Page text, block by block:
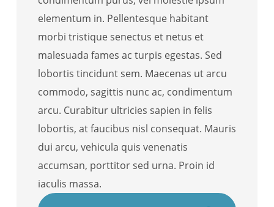
elementum in. Pellentesque habitant
morbi tristique senectus et netus et
malesuada fames ac turpis egestas. Sed
lobortis tincidunt sem. Maecenas ut arcu
commodo, sagittis nunc ac, condimentum
arcu. Curabitur ultricies sapien in felis
lobortis, at faucibus nisl consequat. Mauris
dui arcu, vehicula quis venenatis
accumsan, porttitor sed urna. Proin id
iaculis massa.